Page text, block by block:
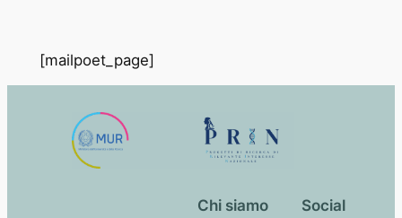
[mailpoet_page]
Chi siamo Social